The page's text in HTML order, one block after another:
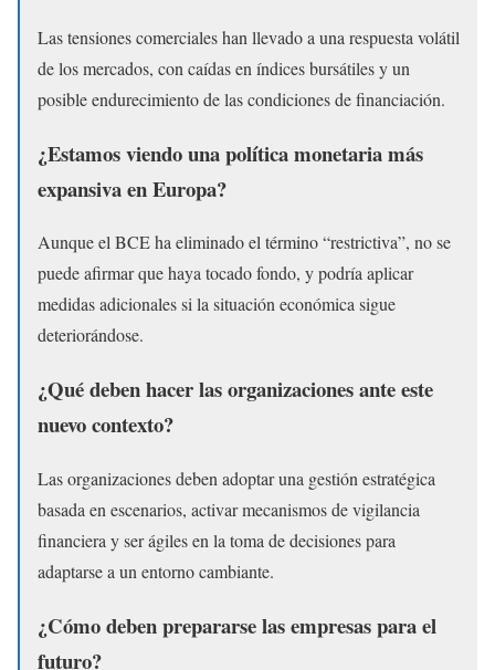
Las tensiones comerciales han llevado a una respuesta volátil
de los mercados, con caídas en índices bursátiles y un
posible endurecimiento de las condiciones de financiación.
¿Estamos viendo una política monetaria más
expansiva en Europa?
Aunque el BCE ha eliminado el término “restrictiva”, no se
puede afirmar que haya tocado fondo, y podría aplicar
medidas adicionales si la situación económica sigue
deteriorándose.
¿Qué deben hacer las organizaciones ante este
nuevo contexto?
Las organizaciones deben adoptar una gestión estratégica
basada en escenarios, activar mecanismos de vigilancia
financiera y ser ágiles en la toma de decisiones para
adaptarse a un entorno cambiante.
¿Cómo deben prepararse las empresas para el
futuro?